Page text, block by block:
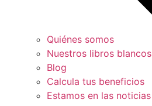
Quiénes somos
Nuestros libros blancos
Blog
Calcula tus beneficios
Estamos en las noticias